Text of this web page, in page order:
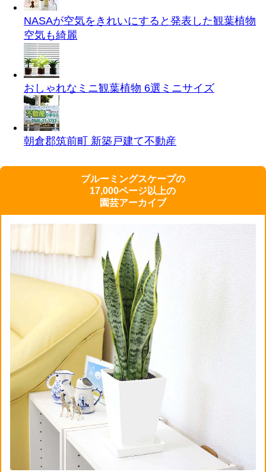
NASAが空気をきれいにすると発表した観葉植物
空気も綺麗
おしゃれなミニ観葉植物 6選 ミニサイズ
朝倉郡筑前町 新築戸建て不動産
ブルーミングスケープの
17,000ページ以上の
園芸アーカイブ